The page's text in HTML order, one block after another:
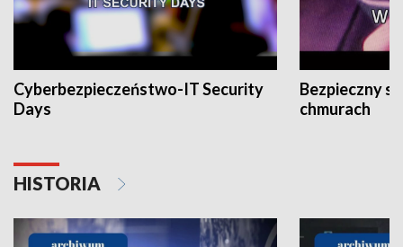
Cyberbezpieczeństwo-IT Security
Days
Bezpieczny
chmurach
HISTORIA